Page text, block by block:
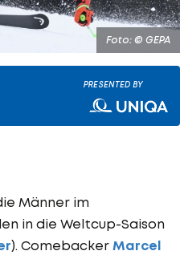
Foto: © GEPA
PRESENTED BY
Männer im
in die Weltcup-Saison
). Comebacker Marcel